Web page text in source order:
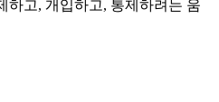
하고, 개입하고, 통제하려는 움